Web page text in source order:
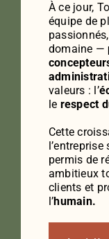
À ce jour,
équipe de
domaine —
valeurs : l’
le respect
Cette
permis de
ambitieux
clients et
l’humain.